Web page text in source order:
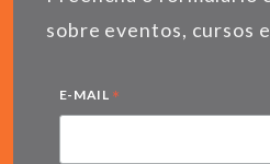
sobre eventos, cursos
E-MAIL *